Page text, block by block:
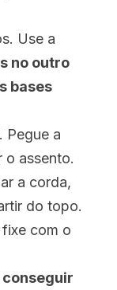
Use a
no outro
bases
. Pegue a
o assento.
a corda,
do topo.
com o
conseguir